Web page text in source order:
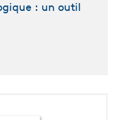
: un outil